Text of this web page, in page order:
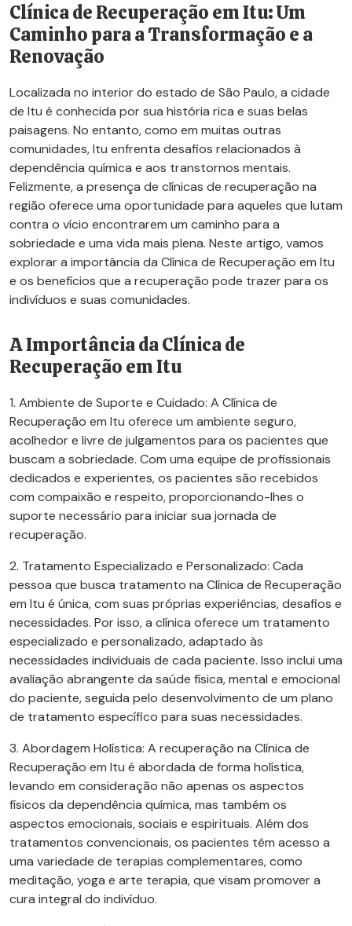
Clínica de Recuperação em Itu: Um
Caminho para a Transformação e a
Renovação
Localizada no interior do estado de São Paulo, a cidade
de Itu é conhecida por sua história rica e suas belas
paisagens. No entanto, como em muitas outras
comunidades, Itu enfrenta desafios relacionados à
dependência química e aos transtornos mentais.
Felizmente, a presença de clínicas de recuperação na
região oferece uma oportunidade para aqueles que lutam
contra o vício encontrarem um caminho para a
sobriedade e uma vida mais plena. Neste artigo, vamos
explorar a importância da Clínica de Recuperação em Itu
e os benefícios que a recuperação pode trazer para os
indivíduos e suas comunidades.
A Importância da Clínica de
Recuperação em Itu
1. Ambiente de Suporte e Cuidado: A Clínica de
Recuperação em Itu oferece um ambiente seguro,
acolhedor e livre de julgamentos para os pacientes que
buscam a sobriedade. Com uma equipe de profissionais
dedicados e experientes, os pacientes são recebidos
com compaixão e respeito, proporcionando-lhes o
suporte necessário para iniciar sua jornada de
recuperação.
2. Tratamento Especializado e Personalizado: Cada
pessoa que busca tratamento na Clínica de Recuperação
em Itu é única, com suas próprias experiências, desafios e
necessidades. Por isso, a clínica oferece um tratamento
especializado e personalizado, adaptado às
necessidades individuais de cada paciente. Isso inclui uma
avaliação abrangente da saúde física, mental e emocional
do paciente, seguida pelo desenvolvimento de um plano
de tratamento específico para suas necessidades.
3. Abordagem Holística: A recuperação na Clínica de
Recuperação em Itu é abordada de forma holística,
levando em consideração não apenas os aspectos
físicos da dependência química, mas também os
aspectos emocionais, sociais e espirituais. Além dos
tratamentos convencionais, os pacientes têm acesso a
uma variedade de terapias complementares, como
meditação, yoga e arte terapia, que visam promover a
cura integral do indivíduo.